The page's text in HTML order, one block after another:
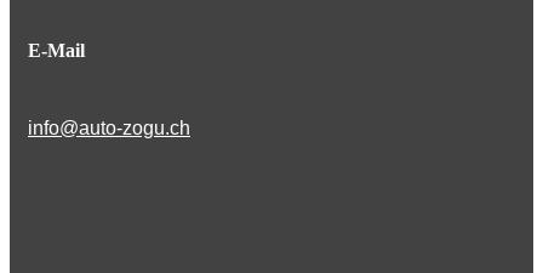
E-Mail
info@auto-zogu.ch